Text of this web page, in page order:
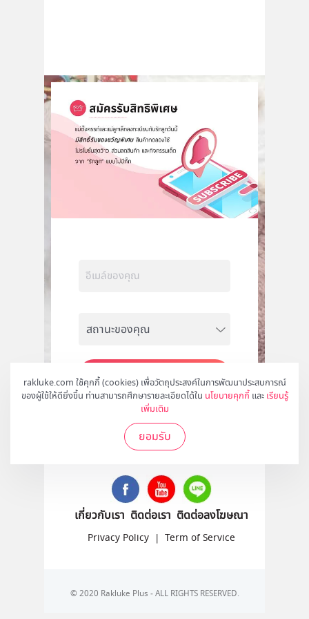
rakluke.com ใช้คุกกี้ (cookies) เพื่อวัตถุประสงค์ในการพัฒนาประสบการณ์
ของผู้ใช้ให้ดียิ่งขึ้น ท่านสามารถศึกษารายละเอียดได้ใน นโยบายคุกกี้ และ เรียนรู้
เพิ่มเติม
ยอมรับ
สมัคร
ติดตามเราได้ที่
เกี่ยวกับเรา ติดต่อเรา ติดต่อลงโฆษณา
Privacy Policy | Term of Service
© 2020 Rakluke Plus - ALL RIGHTS RESERVED.